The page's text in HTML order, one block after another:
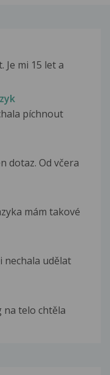
Je mi 15 let a
píchnout
dotaz. Od včera
mám takové
nechala udělat
na telo chtěla